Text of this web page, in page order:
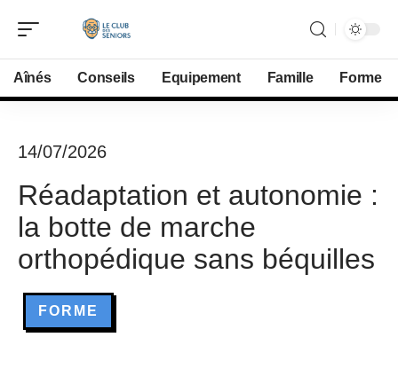
Aînés Conseils Equipement Famille Forme
14/07/2026
Réadaptation et autonomie :
la botte de marche
orthopédique sans béquilles
FORME